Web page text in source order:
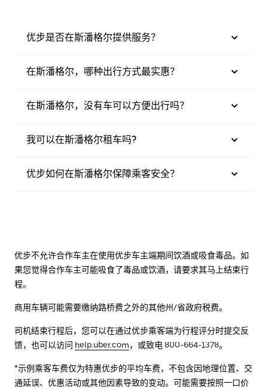
优步是否在斯潘格尔提供服务？
在斯潘格尔，哪种出行方式最实惠？
在斯潘格尔，没有车可以方便出行吗？
我可以在斯潘格尔租车吗?
优步如何在斯潘格尔保障乘客安全？
优步不允许合作车主在使用优步车主端期间饮酒或吸食毒品。如
果您觉得合作车主可能吸食了毒品或饮酒，请要求其马上结束行
程。
商用车辆可能需要缴纳路桥费之外的其他州/省政府税费。
司机结束行程后，您可以在通过优步乘客端为行程评分时提交反
馈，也可以访问 help.uber.com，或致电 800-664-1378。
*示例乘客车费仅为特惠优步的平均车费，不包含因地理位置、交
通延误、优惠活动或其他因素导致的变动。可能需要按照一口价